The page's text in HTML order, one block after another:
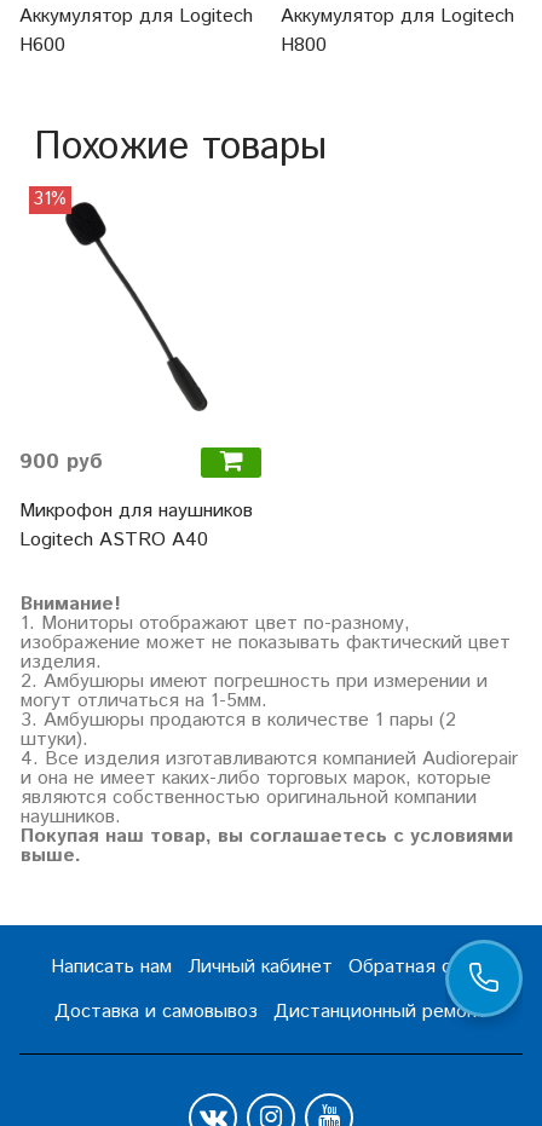
Аккумулятор для Logitech
H600
Аккумулятор для Logitech
H800
Похожие товары
31%
900 руб
Микрофон для наушников
Logitech ASTRO A40
Внимание!
1. Мониторы отображают цвет по-разному,
изображение может не показывать фактический цвет
изделия.
2. Амбушюры имеют погрешность при измерении и
могут отличаться на 1-5мм.
3. Амбушюры продаются в количестве 1 пары (2
штуки).
4. Все изделия изготавливаются компанией Audiorepair
и она не имеет каких-либо торговых марок, которые
являются собственностью оригинальной компании
наушников.
Покупая наш товар, вы соглашаетесь с условиями
выше.
Написать нам Личный кабинет
Обратная связь
Доставка и самовывоз
Дистанционный ремонт